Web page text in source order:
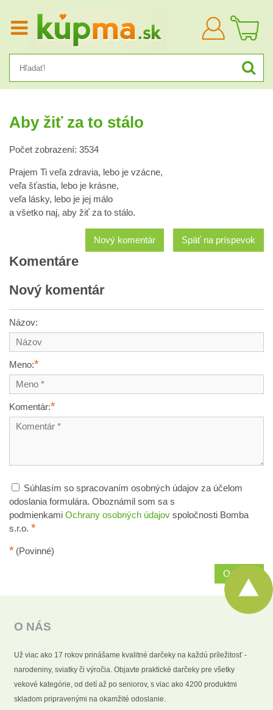
Prihlásiť
sa
Aby žiť za to stálo
Počet zobrazení: 3534
Prajem Ti veľa zdravia, lebo je vzácne,
veľa šťastia, lebo je krásne,
veľa lásky, lebo je jej málo
a všetko naj, aby žiť za to stálo.
Späť na príspevok
Nový komentár
Komentáre
Nový komentár
Názov:
Meno:*
Komentár:*
Súhlasím so spracovaním osobných údajov za účelom
odoslania formulára. Oboznámil som sa s
podmienkami Ochrany osobných údajov spoločnosti Bomba
s.r.o. *
* (Povinné)
Odoslať
O NÁS
Už viac ako 17 rokov prinášame kvalitné darčeky na každú príležitosť -
narodeniny, sviatky či výročia. Objavte praktické darčeky pre všetky
vekové kategórie, od detí až po seniorov, s viac ako 4200 produktmi
skladom pripravenými na okamžité odoslanie.